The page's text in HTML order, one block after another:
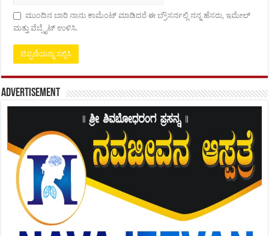
ಮುಂದಿನ ಬಾರಿ ನಾನು ಕಾಮೆಂಟ್ ಮಾಡಿದರೆ ಈ ಬ್ರೌಸರ್ನಲ್ಲಿ ನನ್ನ ಹೆಸರು, ಇಮೇಲ್
ಮತ್ತು ವೆಬ್ಸೈಟ್ ಉಳಿಸಿ.
Advertisement